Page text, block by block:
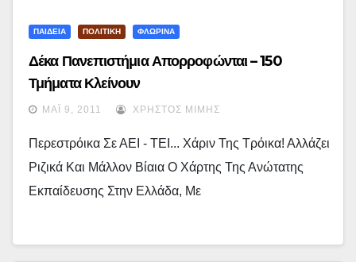
ΠΑΙΔΕΙΑ ΠΟΛΙΤΙΚΗ ΦΛΩΡΙΝΑ
Δέκα Πανεπιστήμια Απορροφώνται – 150
Τμήματα Κλείνουν
ΜΆΙ 9, 2011 ΧΡΉΣΤΟΣ ΜΊΜΗΣ
Περεστρόικα Σε ΑΕΙ - ΤΕΙ... Χάριν Της Τρόικα! Αλλάζει
Ριζικά Και Μάλλον Βίαια Ο Χάρτης Της Ανώτατης
Εκπαίδευσης Στην Ελλάδα, Με